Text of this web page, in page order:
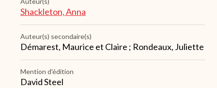
Shackleton, Anna
Auteur(s) secondaire(s)
Démarest, Maurice et Claire ; Rondeaux, Juliette
Mention d'édition
David Steel